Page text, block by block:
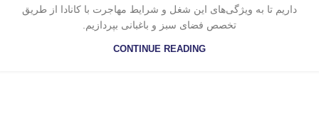
داریم تا به ویژگی‌های این شغل و شرایط مهاجرت با کانادا از طریق
تخصص فضای سبز و باغبانی بپردازیم.
CONTINUE READING